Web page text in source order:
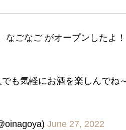
ごなご がオープンしたよ！
も気軽にお酒を楽しんでね
June 27, 2022